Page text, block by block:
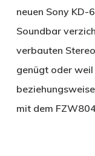
neuen Sony KD-
Soundbar
verbauten
genügt oder
mit dem